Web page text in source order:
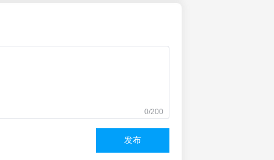
0/200
发布